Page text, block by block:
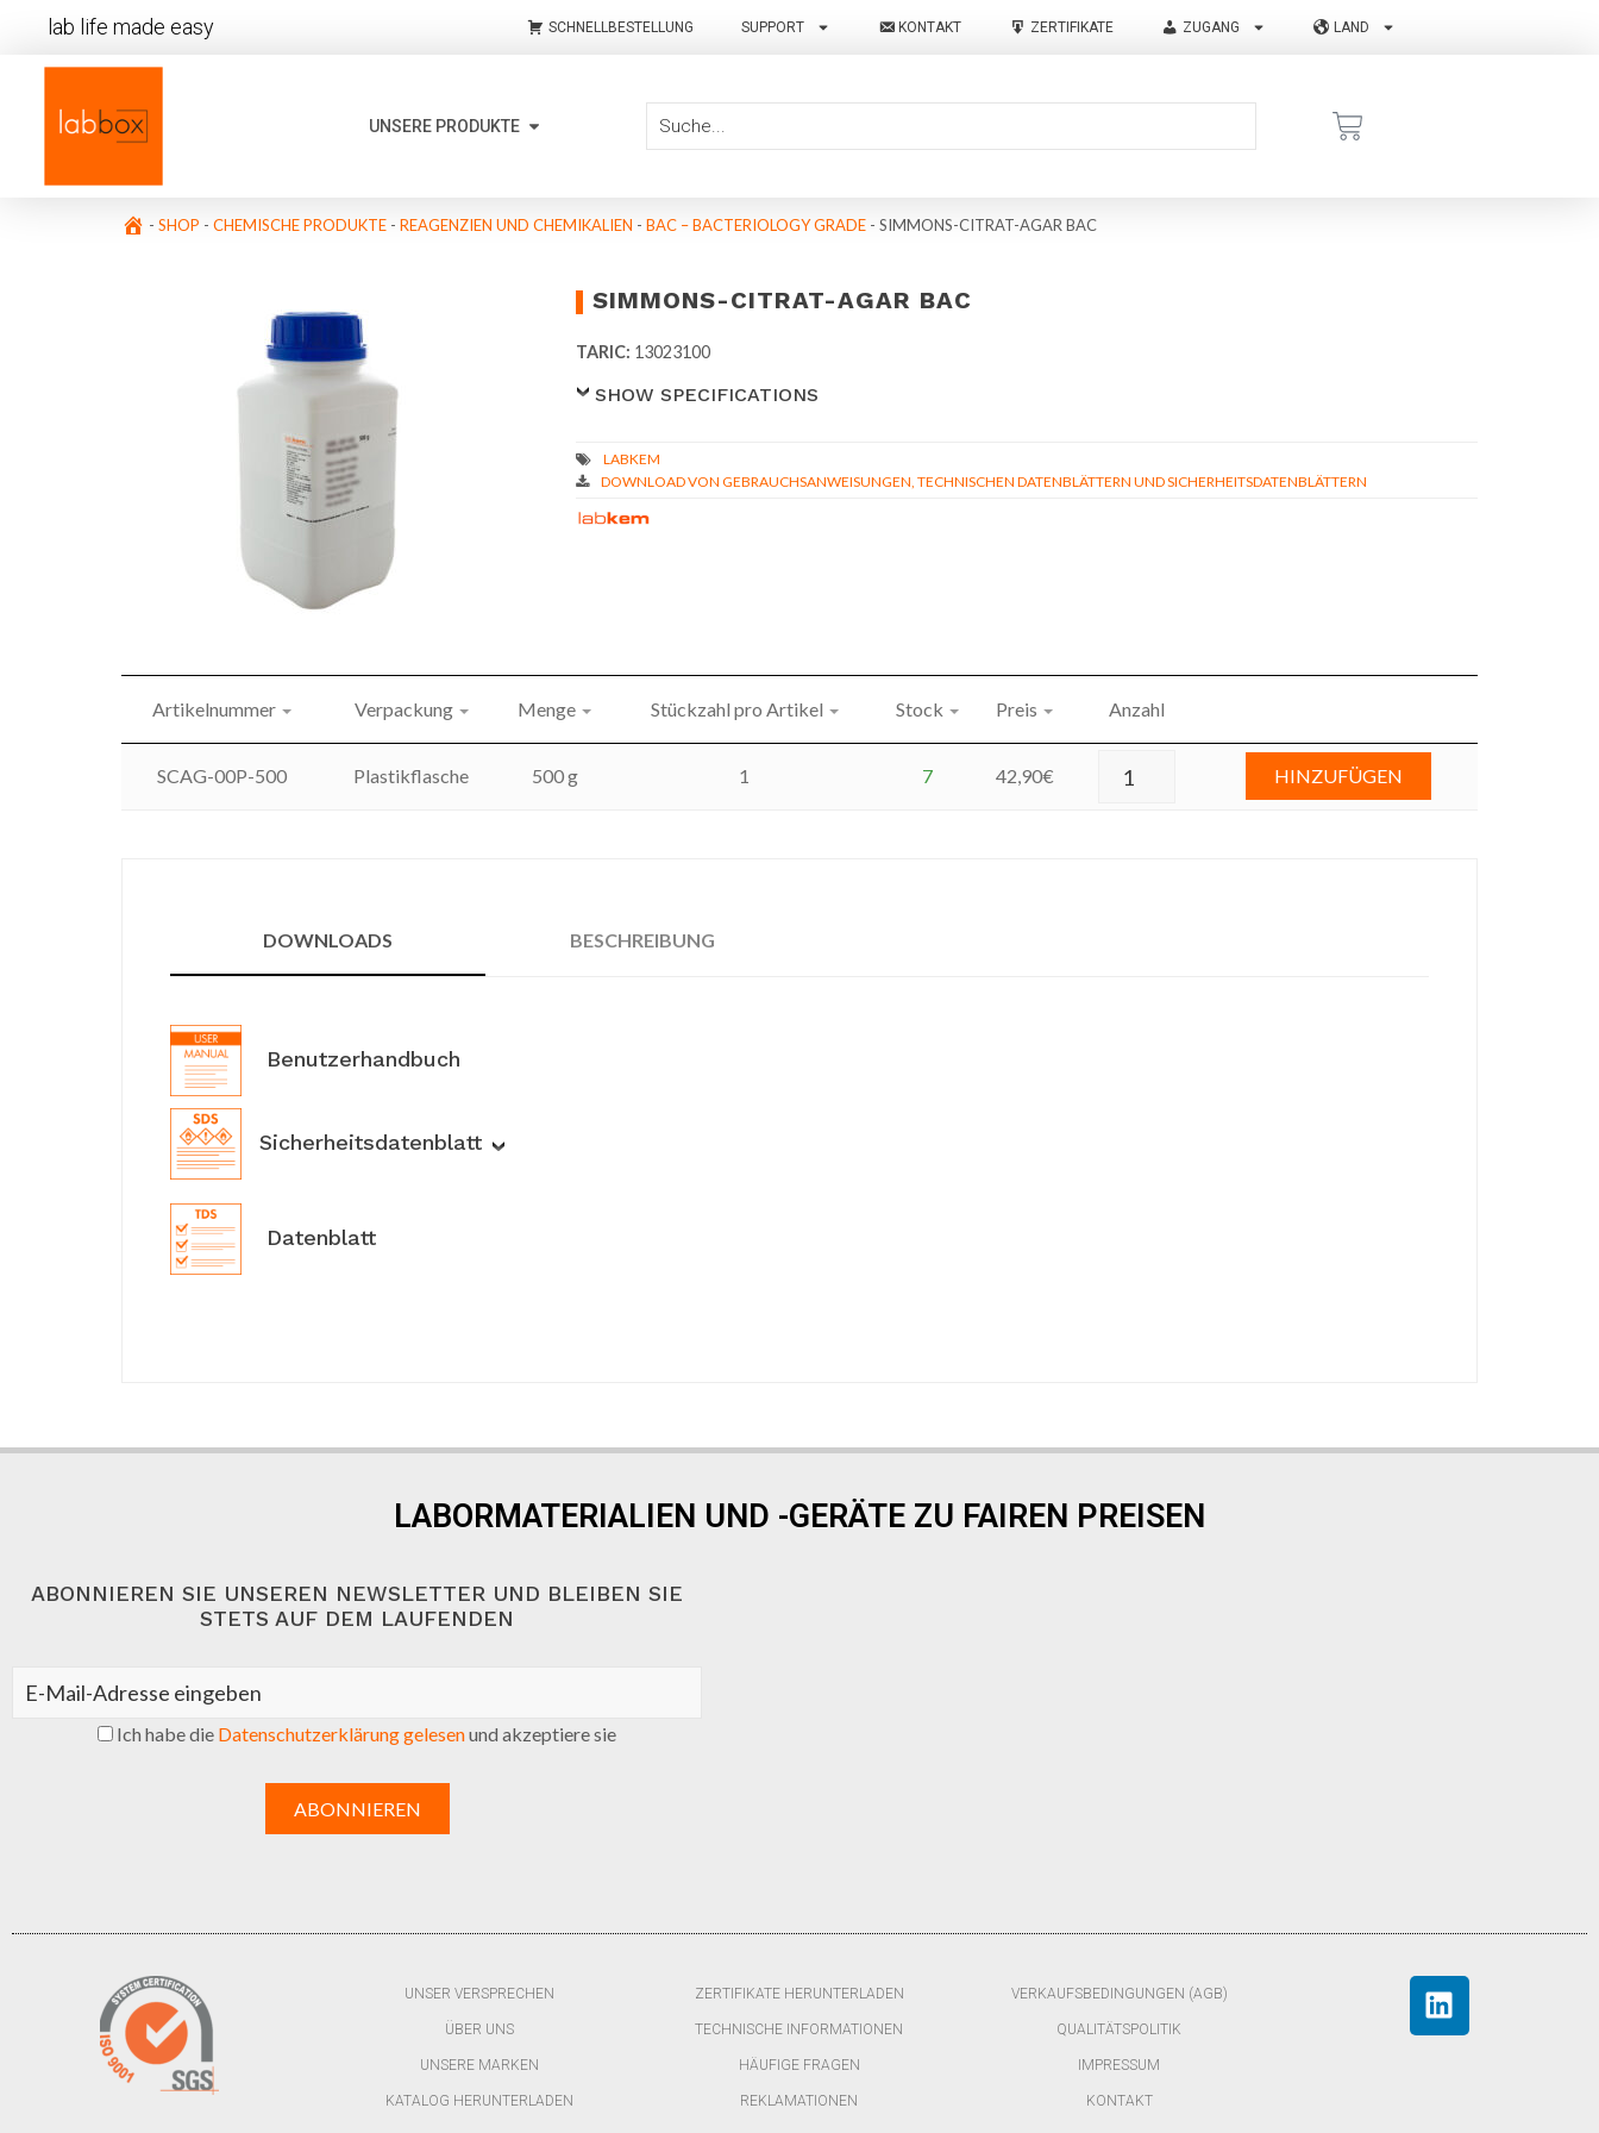
lab life made easy SCHNELLBESTELLUNG SUPPORT KONTAKT ZERTIFIKATE ZUGANG LAND
UNSERE PRODUKTE
- SHOP - CHEMISCHE PRODUKTE - REAGENZIEN UND CHEMIKALIEN - BAC – BACTERIOLOGY GRADE - SIMMONS-CITRAT-AGAR BAC
SIMMONS-CITRAT-AGAR BAC
TARIC: 13023100
SHOW SPECIFICATIONS
DOWNLOAD VON GEBRAUCHSANWEISUNGEN, TECHNISCHEN DATENBLÄTTERN UND SICHERHEITSDATENBLÄTTERN
Artikelnummer Verpackung Menge Stückzahl pro Artikel Stock Preis Anzahl
SCAG-00P-500 Plastikflasche 500 g 1 7 42,90€ HINZUFÜGEN
DOWNLOADS BESCHREIBUNG
Benutzerhandbuch
Sicherheitsdatenblatt
Datenblatt
LABORMATERIALIEN UND -GERÄTE ZU FAIREN PREISEN
ABONNIEREN SIE UNSEREN NEWSLETTER UND BLEIBEN SIE
STETS AUF DEM LAUFENDEN
Ich habe die Datenschutzerklärung gelesenund akzeptiere sie
UNSER VERSPRECHEN
ÜBER UNS
UNSERE MARKEN
KATALOG HERUNTERLADEN
ZERTIFIKATE HERUNTERLADEN
TECHNISCHE INFORMATIONEN
HÄUFIGE FRAGEN
REKLAMATIONEN
VERKAUFSBEDINGUNGEN (AGB)
QUALITÄTSPOLITIK
IMPRESSUM
KONTAKT